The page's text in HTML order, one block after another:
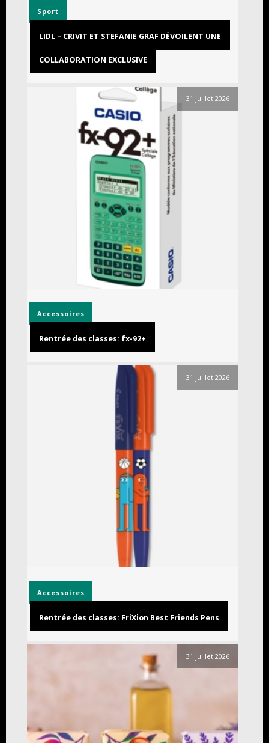
Sport
LIDL – CRIVIT ET STEFANIE GRAF DÉVOILENT UNE
COLLABORATION EXCLUSIVE
31 juillet 2026
Accessoires
Rentrée des classes: fx-92+
31 juillet 2026
Accessoires
Rentrée des classes: FriXion Best Friends Pens
31 juillet 2026